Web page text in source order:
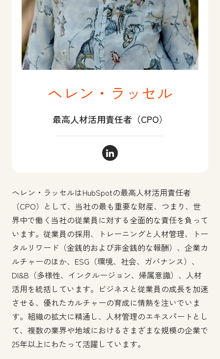
ヘレン・ラッセル
最高人材活用責任者（CPO）
ヘレン・ラッセル LinkedIn
ヘレン・ラッセルはHubSpotの最高人材活用責任者
（CPO）として、当社の最も重要な財産、つまり、世
界中で働く当社の従業員に対する全面的な責任を負って
います。従業員の採用、トレーニングと人材管理、トー
タルリワード（金銭的および非金銭的な報酬）、企業カ
ルチャーのほか、ESG（環境、社会、ガバナンス）、
DI&B（多様性、インクルージョン、帰属意識）、人材
活用を統括しています。ビジネスと従業員の成長を加速
させる、優れたカルチャーの育成に情熱を注いでいま
す。組織の拡大に精通し、人材管理のエキスパートとし
て、複数の業界や地域におけるさまざまな規模の企業で
25年以上にわたって活躍しています。